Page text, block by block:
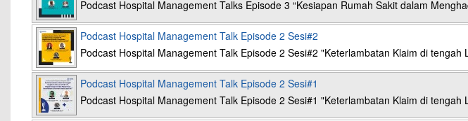
Podcast Hospital Management Talks Episode 3 “Kesiapan Rumah Sakit dalam
Podcast Hospital Management Talk Episode 2 Sesi#2
Podcast Hospital Management Talk Episode 2 Sesi#2 "Keterlambatan Klaim di
Podcast Hospital Management Talk Episode 2 Sesi#1
Podcast Hospital Management Talk Episode 2 Sesi#1 "Keterlambatan Klaim di